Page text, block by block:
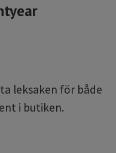
leksaken för både
i butiken.